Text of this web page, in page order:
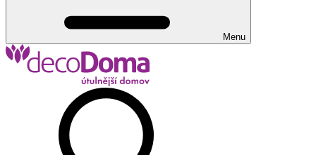
Menu